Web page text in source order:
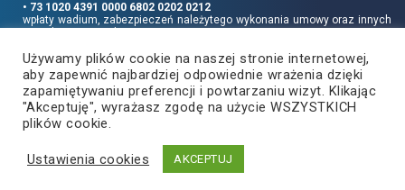
• 73 1020 4391 0000 6802 0202 0212
wpłaty wadium, zabezpieczeń należytego wykonania umowy oraz innych
Informujemy, że opłatę skarbową należy uiszczać na rachunek Urzędu
Miasta Rzeszowa:
• 90 1240 6960 3851 0062 0000 0423
Copyright2021©
ZETO-RZESZÓW Sp. z o.o.
Używamy plików cookie na naszej stronie internetowej,
aby zapewnić najbardziej odpowiednie wrażenia dzięki
zapamiętywaniu preferencji i powtarzaniu wizyt. Klikając
"Akceptuję", wyrażasz zgodę na użycie WSZYSTKICH
plików cookie.
Ustawienia cookies AKCEPTUJ